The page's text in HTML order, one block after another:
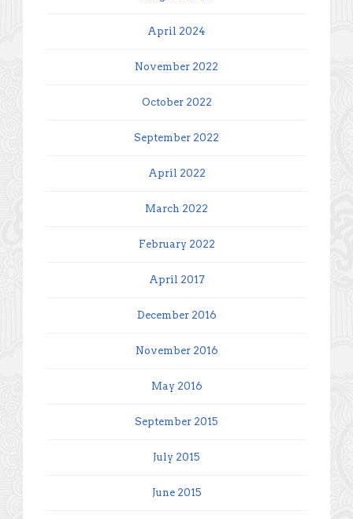
April 2024
November 2022
October 2022
September 2022
April 2022
March 2022
February 2022
April 2017
December 2016
November 2016
May 2016
September 2015
July 2015
June 2015